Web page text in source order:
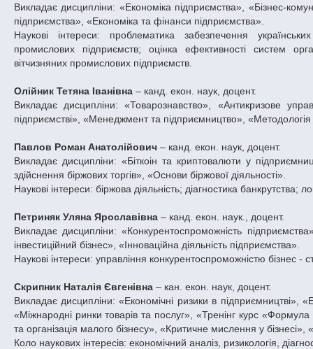
Викладає дисципліни: «Економіка підприємства», «Бізнес-
підприємства», «Економіка та фінанси підприємства».
Наукові інтереси: проблематика забезпечення
промислових підприємств; оцінка ефективності систем
вітчизняних промислових підприємств.
Олійник Тетяна Іванівна– канд. екон. наук, доцент.
Викладає дисципліни: «Товарознавство», «Антикризове
підприємстві», «Менеджмент та підприємництво»,
Павлов Роман Анатолійович– канд. екон. наук, доцент.
Викладає дисципліни: «Біткоін та криптовалюти у
здійснення біржових торгів», «Основи біржової діяльності».
Наукові інтереси: біржова діяльність; діагностика банкрутства;
Петриняк Уляна Ярославівна– канд. екон. наук., доцент.
Викладає дисципліни: «Конкурентоспроможність
інвестиційний бізнес», «Інноваційна діяльність підприємства».
Наукові інтереси: управління конкурентоспроможністю бізнес -
Скрипник Наталія Євгенівна– кан. екон. наук, доцент.
Викладає дисципліни: «Економічні ризики в підприємництві»,
«Міжнародні ринки товарів та послуг», «Тренінг курс
та організація малого бізнесу», «Критичне мислення у бізнесі»,
Коло наукових інтересів: економічний аналіз, ризикологія,